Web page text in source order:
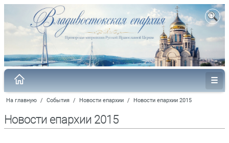
На главную / События / Новости епархии / Новости епархии 2015
Новости епархии 2015